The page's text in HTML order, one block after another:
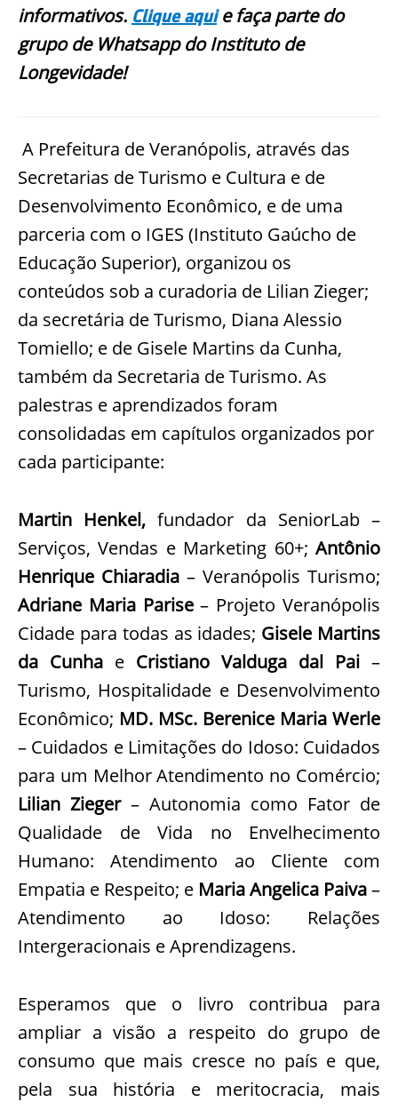
informativos. Clique aquie faça parte do
grupo de Whatsapp do Instituto de
Longevidade!
A Prefeitura de Veranópolis, através das
Secretarias de Turismo e Cultura e de
Desenvolvimento Econômico, e de uma
parceria com o IGES (Instituto Gaúcho de
Educação Superior), organizou os
conteúdos sob a curadoria de Lilian Zieger;
da secretária de Turismo, Diana Alessio
Tomiello; e de Gisele Martins da Cunha,
também da Secretaria de Turismo. As
palestras e aprendizados foram
consolidadas em capítulos organizados por
cada participante:
Martin Henkel, fundador da SeniorLab –
Serviços, Vendas e Marketing 60+; Antônio
Henrique Chiaradia – Veranópolis Turismo;
Adriane Maria Parise– Projeto Veranópolis
Cidade para todas as idades; Gisele Martins
da Cunha e Cristiano Valduga dal Pai –
Turismo, Hospitalidade e Desenvolvimento
Econômico; MD. MSc. Berenice Maria Werle
– Cuidados e Limitações do Idoso: Cuidados
para um Melhor Atendimento no Comércio;
Lilian Zieger– Autonomia como Fator de
Qualidade de Vida no Envelhecimento
Humano: Atendimento ao Cliente com
Empatia e Respeito; e Maria Angelica Paiva–
Atendimento ao Idoso: Relações
Intergeracionais e Aprendizagens.
Esperamos que o livro contribua para
ampliar a visão a respeito do grupo de
consumo que mais cresce no país e que,
pela sua história e meritocracia, mais